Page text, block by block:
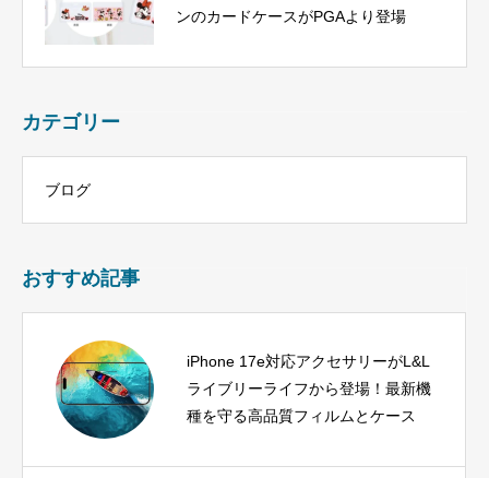
ンのカードケースがPGAより登場
カテゴリー
ブログ
おすすめ記事
iPhone 17e対応アクセサリーがL&L
ライブリーライフから登場！最新機
種を守る高品質フィルムとケース